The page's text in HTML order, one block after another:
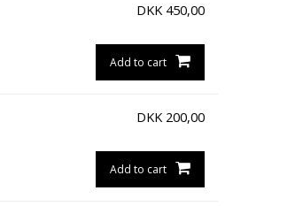
DKK 450,00
Add to cart
DKK 200,00
Add to cart